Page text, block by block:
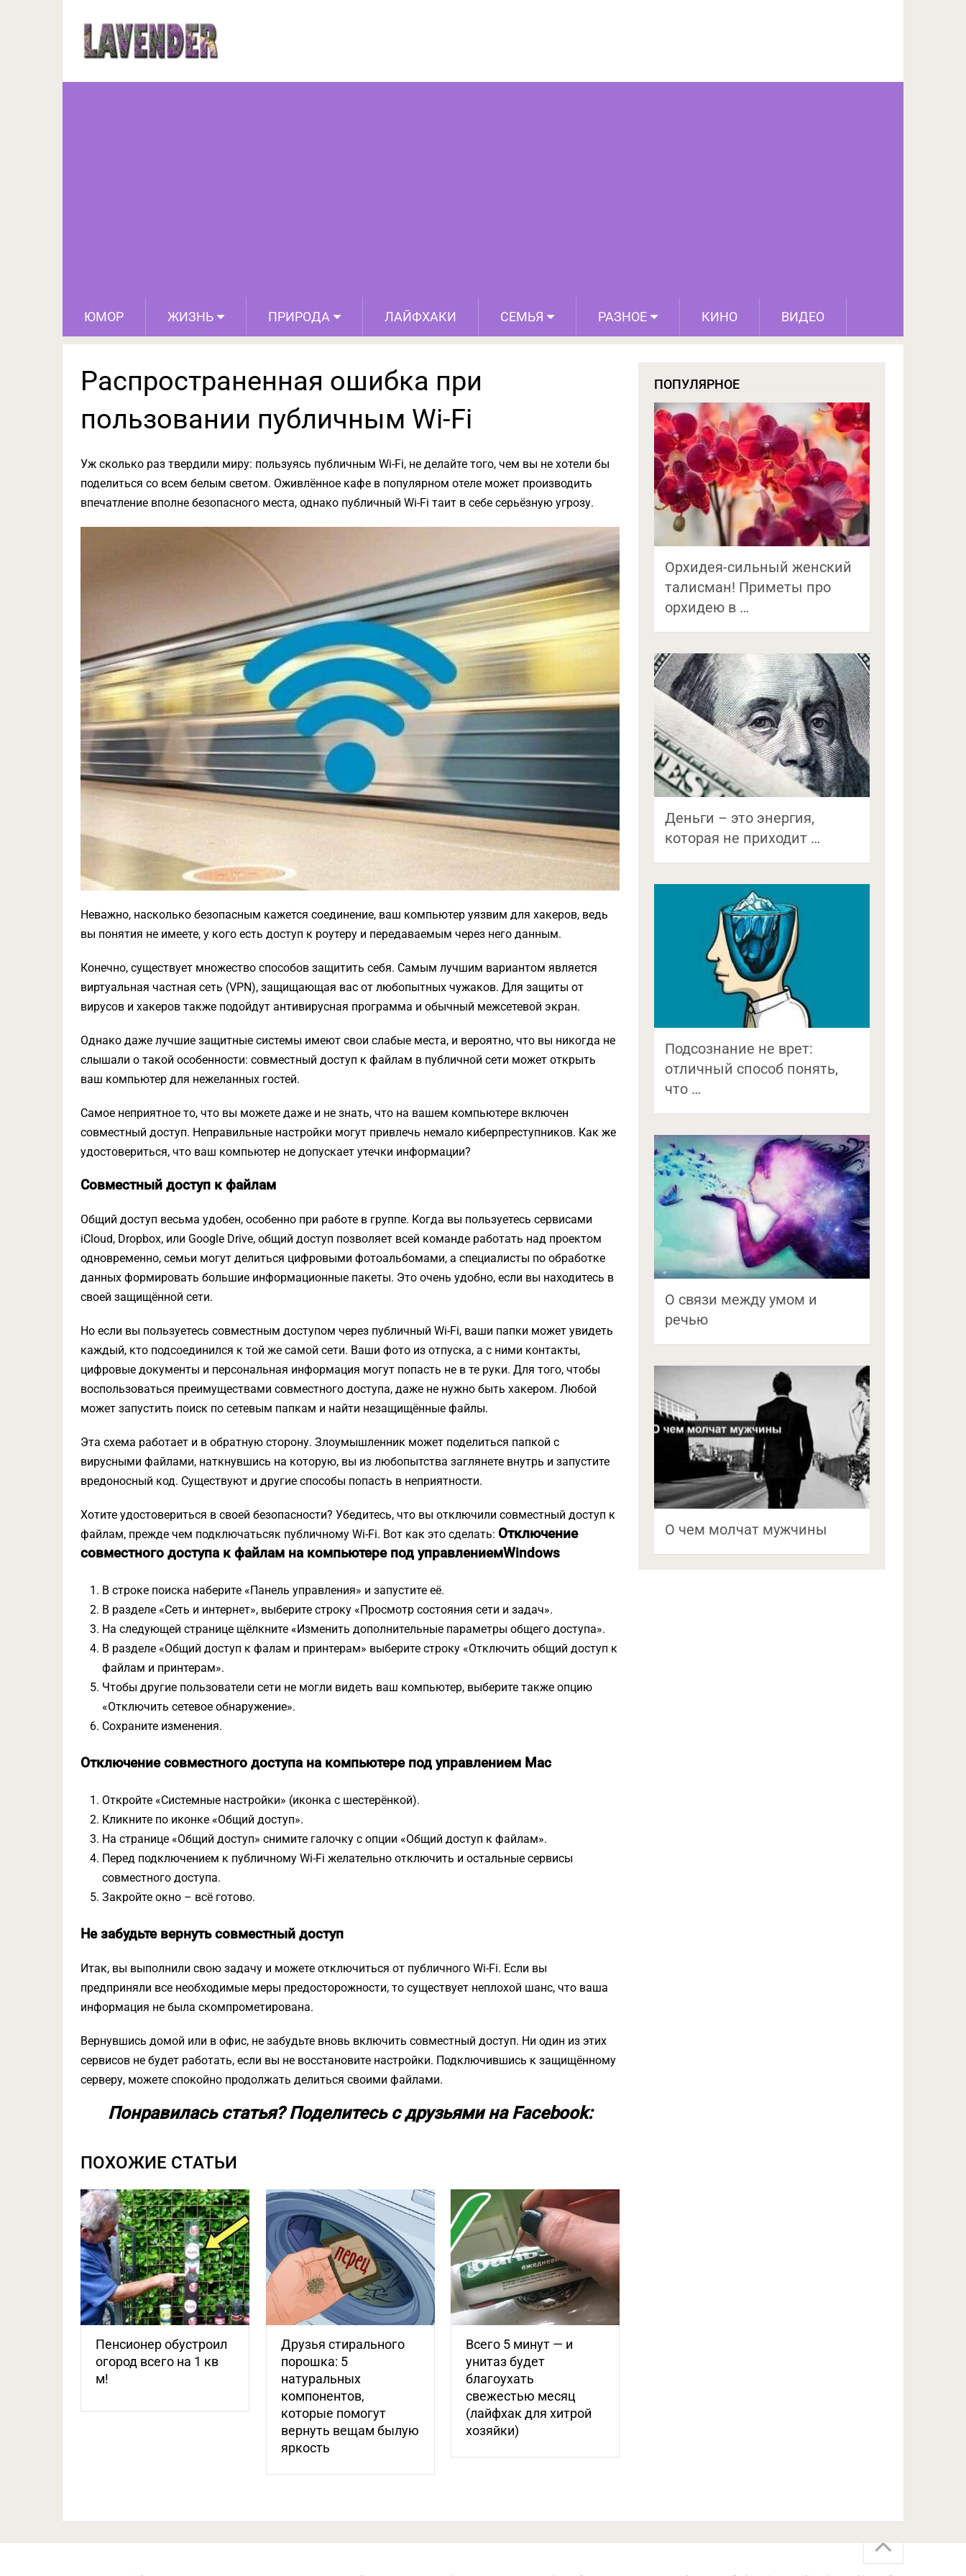
ЮМОР ЖИЗНЬ ПРИРОДА ЛАЙФХАКИ СЕМЬЯ РАЗНОЕ КИНО ВИДЕО
Распространенная ошибка при пользовании публичным Wi-Fi
Распространенная ошибка при
пользовании публичным Wi-Fi
Уж сколько раз твердили миру: пользуясь публичным Wi-Fi, не делайте того, чем вы не хотели бы
поделиться со всем белым светом. Оживлённое кафе в популярном отеле может производить
впечатление вполне безопасного места, однако публичный Wi-Fi таит в себе серьёзную угрозу.
Неважно, насколько безопасным кажется соединение, ваш компьютер уязвим для хакеров, ведь
вы понятия не имеете, у кого есть доступ к роутеру и передаваемым через него данным.
Конечно, существует множество способов защитить себя. Самым лучшим вариантом является
виртуальная частная сеть (VPN), защищающая вас от любопытных чужаков. Для защиты от
вирусов и хакеров также подойдут антивирусная программа и обычный межсетевой экран.
Однако даже лучшие защитные системы имеют свои слабые места, и вероятно, что вы никогда не
слышали о такой особенности: совместный доступ к файлам в публичной сети может открыть
ваш компьютер для нежеланных гостей.
Самое неприятное то, что вы можете даже и не знать, что на вашем компьютере включен
совместный доступ. Неправильные настройки могут привлечь немало киберпреступников. Как же
удостовериться, что ваш компьютер не допускает утечки информации?
Совместный доступ к файлам
Общий доступ весьма удобен, особенно при работе в группе. Когда вы пользуетесь сервисами
iCloud, Dropbox, или Google Drive, общий доступ позволяет всей команде работать над проектом
одновременно, семьи могут делиться цифровыми фотоальбомами, а специалисты по обработке
данных формировать большие информационные пакеты. Это очень удобно, если вы находитесь в
своей защищённой сети.
Но если вы пользуетесь совместным доступом через публичный Wi-Fi, ваши папки может увидеть
каждый, кто подсоединился к той же самой сети. Ваши фото из отпуска, а с ними контакты,
цифровые документы и персональная информация могут попасть не в те руки. Для того, чтобы
воспользоваться преимуществами совместного доступа, даже не нужно быть хакером. Любой
может запустить поиск по сетевым папкам и найти незащищённые файлы.
Эта схема работает и в обратную сторону. Злоумышленник может поделиться папкой с
вирусными файлами, наткнувшись на которую, вы из любопытства заглянете внутрь и запустите
вредоносный код. Существуют и другие способы попасть в неприятности.
Хотите удостовериться в своей безопасности? Убедитесь, что вы отключили совместный доступ к
файлам, прежде чем подключатьсяк публичному Wi-Fi. Вот как это сделать: Отключение
совместного доступа к файлам на компьютере под управлениемWindows
В строке поиска наберите «Панель управления» и запустите её.
В разделе «Сеть и интернет», выберите строку «Просмотр состояния сети и задач».
На следующей странице щёлкните «Изменить дополнительные параметры общего доступа».
В разделе «Общий доступ к фалам и принтерам» выберите строку «Отключить общий доступ к
файлам и принтерам».
Чтобы другие пользователи сети не могли видеть ваш компьютер, выберите также опцию
«Отключить сетевое обнаружение».
Сохраните изменения.
Отключение совместного доступа на компьютере под управлением Mac
Откройте «Системные настройки» (иконка с шестерёнкой).
Кликните по иконке «Общий доступ».
На странице «Общий доступ» снимите галочку с опции «Общий доступ к файлам».
Перед подключением к публичному Wi-Fi желательно отключить и остальные сервисы
совместного доступа.
Закройте окно – всё готово.
Не забудьте вернуть совместный доступ
Итак, вы выполнили свою задачу и можете отключиться от публичного Wi-Fi. Если вы
предприняли все необходимые меры предосторожности, то существует неплохой шанс, что ваша
информация не была скомпрометирована.
Вернувшись домой или в офис, не забудьте вновь включить совместный доступ. Ни один из этих
сервисов не будет работать, если вы не восстановите настройки. Подключившись к защищённому
серверу, можете спокойно продолжать делиться своими файлами.
Понравилась статья? Поделитесь с друзьями на Facebook:
ПОХОЖИЕ СТАТЬИ
Пенсионер обустроил
огород всего на 1 кв
м!
Друзья стирального
порошка: 5
натуральных
компонентов,
которые помогут
вернуть вещам былую
яркость
Всего 5 минут — и
унитаз будет
благоухать
свежестью месяц
(лайфхак для хитрой
хозяйки)
ПОПУЛЯРНОЕ
Орхидея-сильный женский
талисман! Приметы про
орхидею в …
Деньги – это энергия,
которая не приходит …
Подсознание не врет:
отличный способ понять,
что …
О связи между умом и
речью
О чем молчат мужчины